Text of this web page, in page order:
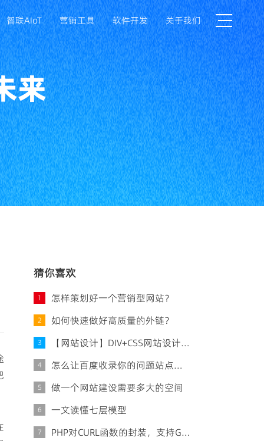
智联AIoT 营销工具 软件开发 关于我们
来
猜你喜欢
1 怎样策划好一个营销型网站？
2 如何快速做好高质量的外链？
3 【网站设计】DIV+CSS网站设计的缺陷
4 怎么让百度收录你的问题站点有方法？
5 做一个网站建设需要多大的空间
6 一文读懂七层模型
7 PHP对CURL函数的封装，支持GET/POST请求